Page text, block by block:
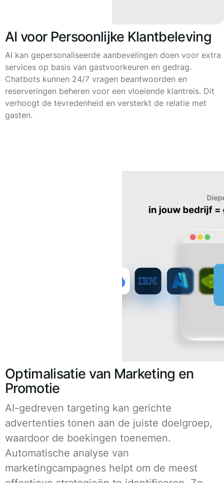
AI voor Persoonlijke Klantbeleving
AI kan gepersonaliseerde aanbevelingen doen voor extra
services op basis van gastvoorkeuren en gedrag.
Chatbots kunnen 24/7 vragen beantwoorden en
reserveringen beheren voor een vloeiende klantreis. Dit
verhoogt de tevredenheid en versterkt de relatie met
gasten.
Optimalisatie van Marketing en
Promotie
AI-gedreven targeting kan gerichte
advertenties tonen aan de juiste doelgroep,
waardoor de boekingen toenemen.
Automatische analyse van
marketingcampagnes helpt om de meest